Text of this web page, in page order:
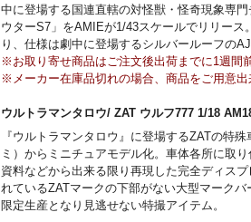
中に登場する国連直轄の対怪獣・怪奇現象専
ウターS7」をAMIEが1/43スケールでリリー
り、仕様は劇中に登場するシルバールーフの
※お取り寄せ商品はご注文後出荷までに1週間
※メーカー在庫品切れの場合、商品をご用意出
ウルトラマンタロウ/ ZAT ウルフ777 1/18
『ウルトラマンタロウ』に登場するZATの特
ミ）からミニチュアモデル化。車体各所に取
資料などから出来る限り再現した完全ディス
れているZATマークの下部がない大型マーク
限定生産となり見逃せない特撮アイテム。